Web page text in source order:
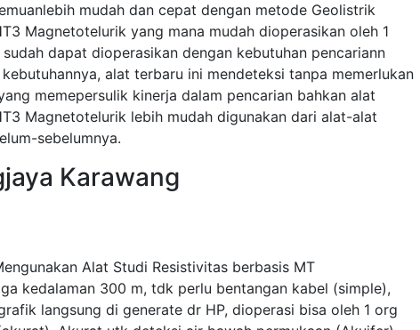
mudah dan cepat dengan metode Geolistrik
Magnetotelurik yang mana mudah dioperasikan oleh 1
dapat dioperasikan dengan kebutuhan pencariann
alat terbaru ini mendeteksi tanpa memerlukan
memepersulik kinerja dalam pencarian bahkan alat
Magnetotelurik lebih mudah digunakan dari alat-alat
sebelumnya.
Karawang
Alat Studi Resistivitas berbasis MT
kedalaman 300 m, tdk perlu bentangan kabel (simple),
langsung di generate dr HP, dioperasi bisa oleh 1 org